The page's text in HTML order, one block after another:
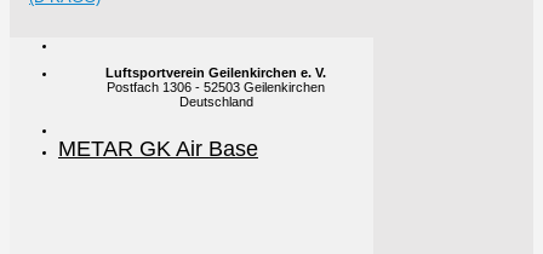
Luftsportverein Geilenkirchen e. V.
Postfach 1306 - 52503 Geilenkirchen
Deutschland
METAR GK Air Base